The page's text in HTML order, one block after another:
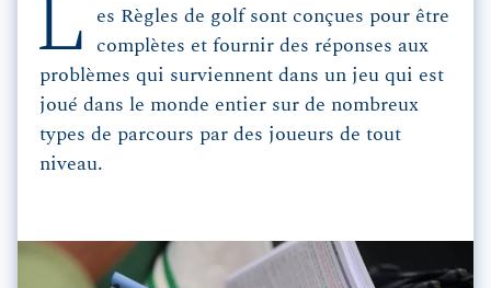
L
es Règles de golf sont conçues pour être
complètes et fournir des réponses aux
problèmes qui surviennent dans un jeu qui est
joué dans le monde entier sur de nombreux
types de parcours par des joueurs de tout
niveau.